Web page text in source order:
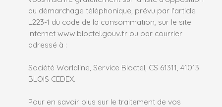
au démarchage téléphonique, prévu par l'article
L223-1 du code de la consommation, sur le site
Internet www.bloctel.gouv.fr ou par courrier
adressé à :
Société Worldline, Service Bloctel, CS 61311, 41013
BLOIS CEDEX.
Pour en savoir plus sur le traitement de vos